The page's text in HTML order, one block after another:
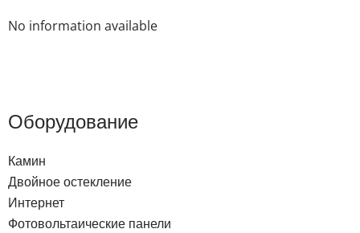
No information available
Оборудование
Камин
Двойное остекление
Интернет
Фотовольтаические панели